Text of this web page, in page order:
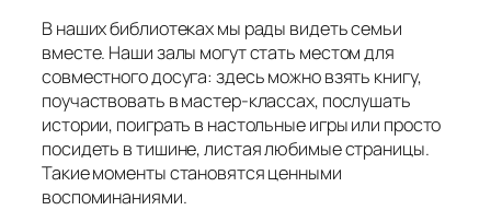
В наших библиотеках мы рады видеть семьи
вместе. Наши залы могут стать местом для
совместного досуга: здесь можно взять книгу,
поучаствовать в мастер‑классах, послушать
истории, поиграть в настольные игры или просто
посидеть в тишине, листая любимые страницы.
Такие моменты становятся ценными
воспоминаниями.